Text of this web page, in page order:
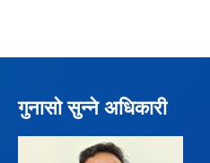
गुनासो सुन्ने अधिकारी